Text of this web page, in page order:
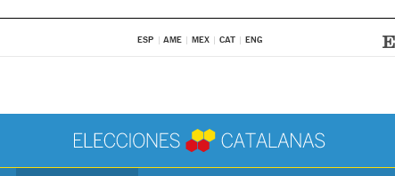
ESP AME MEX CAT ENG